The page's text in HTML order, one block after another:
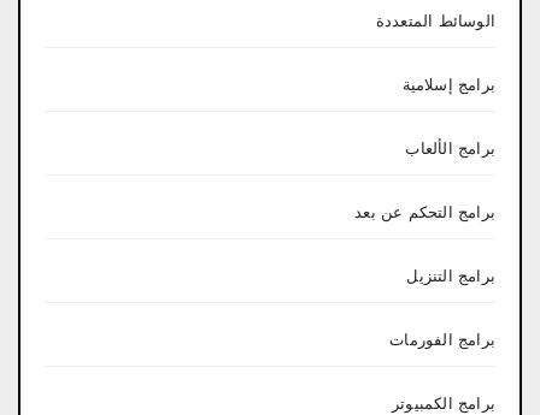
الوسائط المتعددة
برامج إسلامية
برامج الألعاب
برامج التحكم عن بعد
برامج التنزيل
برامج الفورمات
برامج الكمبيوتر